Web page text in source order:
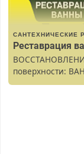
САНТЕХНИЧЕСКИЕ
Реставрация
поверхности:
раковины,